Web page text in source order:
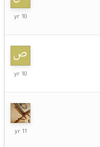
19
2015
6
10